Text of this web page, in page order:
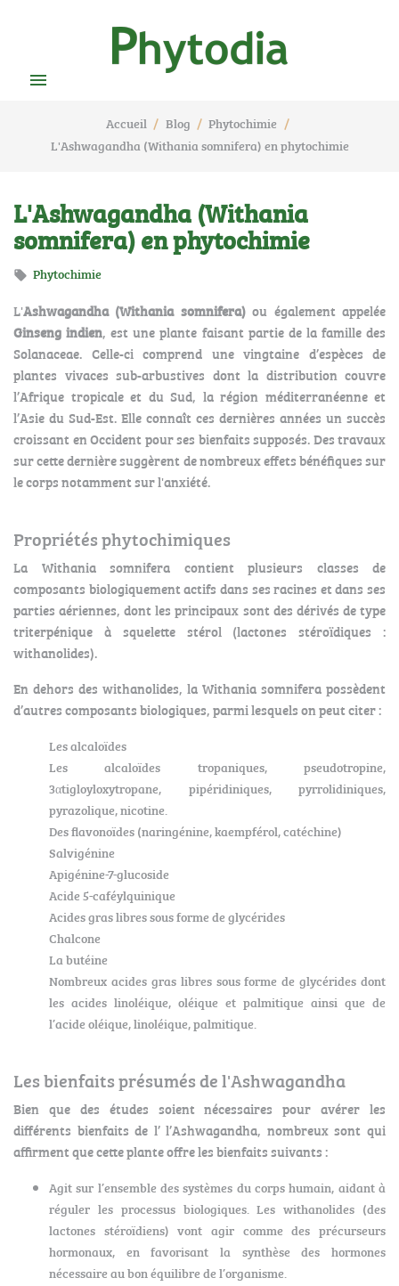

Accueil Blog
Phytochimie
L'Ashwagandha (Withania somnifera) en phytochimie
L'Ashwagandha (Withania
somnifera) en phytochimie
 Phytochimie
L'Ashwagandha (Withania somnifera)ou également appelée
Ginseng indien, est une plante faisant partie de la famille des
Solanaceae. Celle-ci comprend une vingtaine d’espèces de
plantes vivaces sub-arbustives dont la distribution couvre
l’Afrique tropicale et du Sud, la région méditerranéenne et
l’Asie du Sud-Est. Elle connaît ces dernières années un succès
croissant en Occident pour ses bienfaits supposés. Des travaux
sur cette dernière suggèrent de nombreux effets bénéfiques sur
le corps notamment sur l'anxiété.
Propriétés phytochimiques
La Withania somnifera contient plusieurs classes de
composants biologiquement actifs dans ses racines et dans ses
parties aériennes, dont les principaux sont des dérivés de type
triterpénique à squelette stérol (lactones stéroïdiques :
withanolides).
En dehors des withanolides, la Withania somnifera possèdent
d’autres composants biologiques, parmi lesquels on peut citer :
Les alcaloïdes
Les alcaloïdes tropaniques, pseudotropine,
3αtigloyloxytropane, pipéridiniques, pyrrolidiniques,
pyrazolique, nicotine.
Des flavonoïdes (naringénine, kaempférol, catéchine)
Salvigénine
Apigénine-7-glucoside
Acide 5-caféylquinique
Acides gras libres sous forme de glycérides
Chalcone
La butéine
Nombreux acides gras libres sous forme de glycérides dont
les acides linoléique, oléique et palmitique ainsi que de
l’acide oléique, linoléique, palmitique.
Les bienfaits présumés de l'Ashwagandha
Bien que des études soient nécessaires pour avérer les
différents bienfaits de l’ l’Ashwagandha, nombreux sont qui
affirment que cette plante offre les bienfaits suivants :
Agit sur l’ensemble des systèmes du corps humain, aidant à
réguler les processus biologiques. Les withanolides (des
lactones stéroïdiens) vont agir comme des précurseurs
hormonaux, en favorisant la synthèse des hormones
nécessaire au bon équilibre de l’organisme.